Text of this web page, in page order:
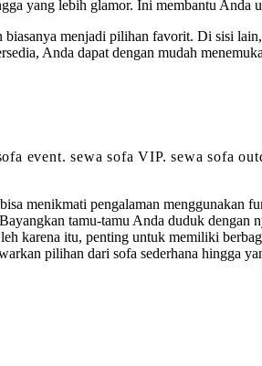
yang lebih glamor. Ini membantu Anda
menjadi pilihan favorit. Di sisi
Anda dapat dengan mudah
event. sewa sofa VIP. sewa sofa
menikmati pengalaman menggunakan
tamu-tamu Anda duduk dengan
karena itu, penting untuk memiliki
pilihan dari sofa sederhana